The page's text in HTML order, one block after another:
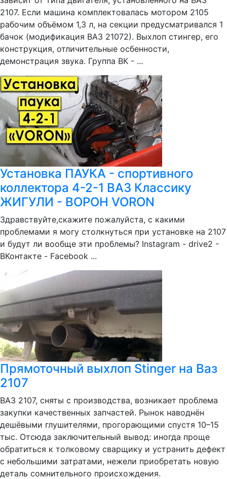
2107. Если машина комплектовалась мотором 2105
рабочим объёмом 1,3 л, на секции предусматривался 1
бачок (модификация ВАЗ 21072). Выхлоп стингер, его
конструкция, отличительные осбенности,
демонстрация звука. Группа ВК - ...
Установка ПАУКА - спортивного
коллектора 4-2-1 ВАЗ Классику
ЖИГУЛИ - ВОРОН VORON
Здравствуйте,скажите пожалуйста, с какими
проблемами я могу столкнуться при установке на 2107
и будут ли вообще эти проблемы? Instagram - drive2 -
ВКонтакте - Facebook ...
Прямоточный выхлоп Stinger на Ваз
2107
ВАЗ 2107, сняты с производства, возникает проблема
закупки качественных запчастей. Рынок наводнён
дешёвыми глушителями, прогорающими спустя 10–15
тыс. Отсюда заключительный вывод: иногда проще
обратиться к толковому сварщику и устранить дефект
с небольшими затратами, нежели приобретать новую
деталь сомнительного происхождения.